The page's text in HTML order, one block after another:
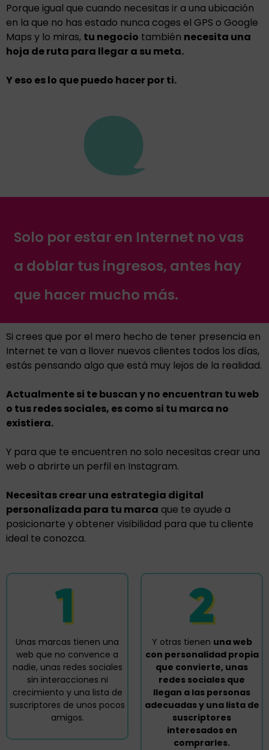
Porque igual que cuando necesitas ir a una ubicación
en la que no has estado nunca coges el GPS o Google
Maps y lo miras, tu negocio también necesita una
hoja de ruta para llegar a su meta.
Y eso es lo que puedo hacer por ti.
Solo por estar en Internet no vas
a doblar tus ingresos, antes hay
que hacer mucho más.
Si crees que por el mero hecho de tener presencia en
Internet te van a llover nuevos clientes todos los días,
estás pensando algo que está muy lejos de la realidad.
Actualmente si te buscan y no encuentran tu web
o tus redes sociales, es como si tu marca no
existiera.
Y para que te encuentren no solo necesitas crear una
web o abrirte un perfil en Instagram.
Necesitas crear una estrategia digital
personalizada para tu marca que te ayude a
posicionarte y obtener visibilidad para que tu cliente
ideal te conozca.
Unas marcas tienen una
web que no convence a
nadie, unas redes sociales
sin interacciones ni
crecimiento y una lista de
suscriptores de unos pocos
amigos.
Y otras tienen una web
con personalidad propia
que convierte, unas
redes sociales que
llegan a las personas
adecuadas y una lista de
suscriptores
interesados en
comprarles.